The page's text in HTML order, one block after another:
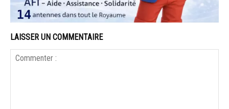
LAISSER UN COMMENTAIRE